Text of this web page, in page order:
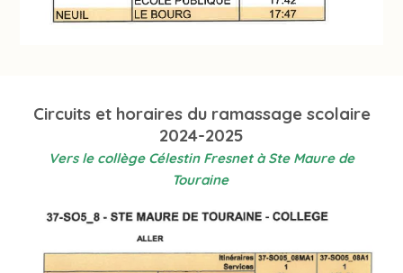
Circuits et horaires du ramassage scolaire
2024-2025
Vers le collège Célestin Fresnet à Ste Maure de
Touraine